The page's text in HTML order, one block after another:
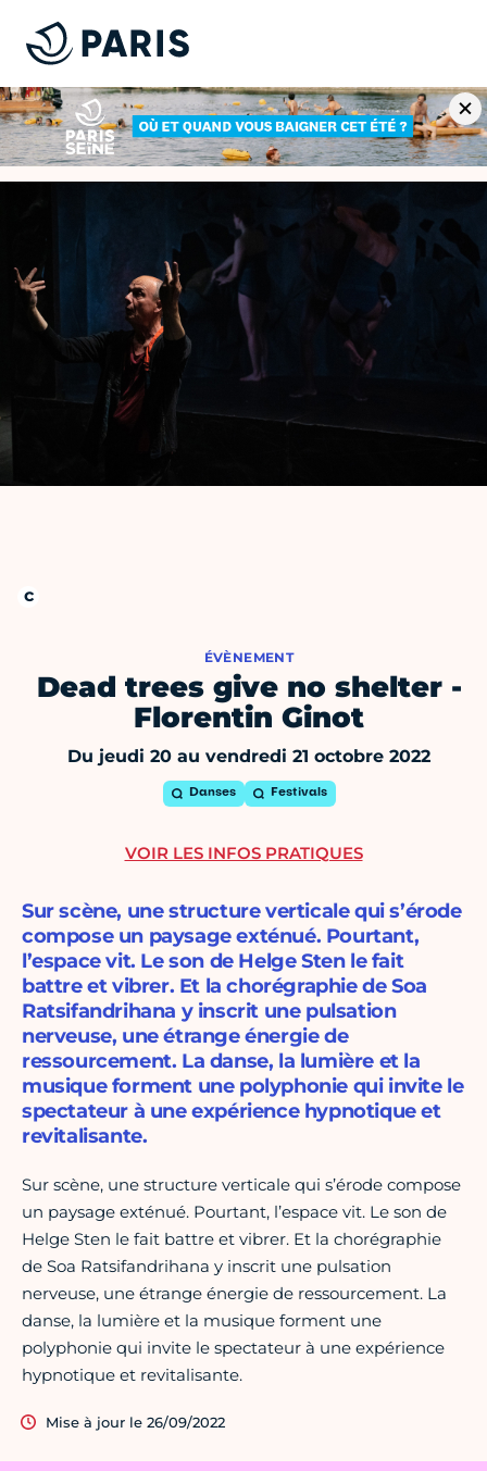
ÉVÈNEMENT
Dead trees give no shelter -
Florentin Ginot
Du jeudi 20 au vendredi 21 octobre 2022
Danses Festivals
Sur scène, une structure verticale qui s’érode
compose un paysage exténué. Pourtant,
l’espace vit. Le son de Helge Sten le fait
battre et vibrer. Et la chorégraphie de Soa
Ratsifandrihana y inscrit une pulsation
nerveuse, une étrange énergie de
ressourcement. La danse, la lumière et la
musique forment une polyphonie qui invite le
spectateur à une expérience hypnotique et
revitalisante.
Sur scène, une structure verticale qui s’érode compose
un paysage exténué. Pourtant, l’espace vit. Le son de
Helge Sten le fait battre et vibrer. Et la chorégraphie
de Soa Ratsifandrihana y inscrit une pulsation
nerveuse, une étrange énergie de ressourcement. La
danse, la lumière et la musique forment une
polyphonie qui invite le spectateur à une expérience
hypnotique et revitalisante.
Mise à jour le 26/09/2022
VOIR LES INFOS PRATIQUES